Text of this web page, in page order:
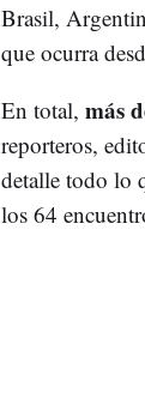
Brasil,
que ocurra
En total, más
reporteros,
detalle todo lo
los 64